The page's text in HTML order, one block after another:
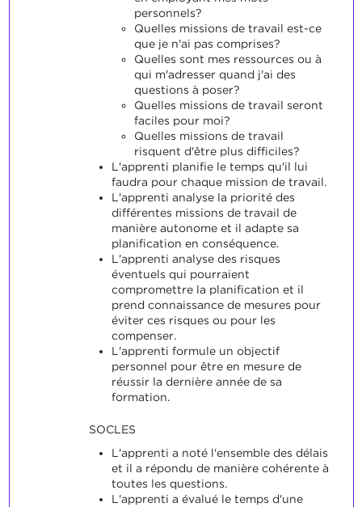
personnels?
Quelles missions de travail est-ce
que je n'ai pas comprises?
Quelles sont mes ressources ou à
qui m'adresser quand j'ai des
questions à poser?
Quelles missions de travail seront
faciles pour moi?
Quelles missions de travail
risquent d'être plus difficiles?
L'apprenti planifie le temps qu'il lui
faudra pour chaque mission de travail.
L'apprenti analyse la priorité des
différentes missions de travail de
manière autonome et il adapte sa
planification en conséquence.
L'apprenti analyse des risques
éventuels qui pourraient
compromettre la planification et il
prend connaissance de mesures pour
éviter ces risques ou pour les
compenser.
L'apprenti formule un objectif
personnel pour être en mesure de
réussir la dernière année de sa
formation.
SOCLES
L'apprenti a noté l'ensemble des délais
et il a répondu de manière cohérente à
toutes les questions.
L'apprenti a évalué le temps d'une